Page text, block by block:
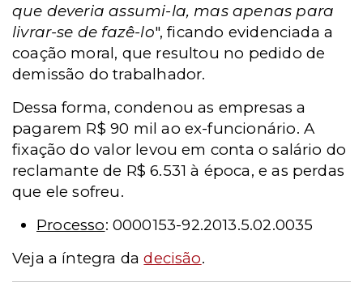
que deveria assumi-la, mas apenas para
livrar-se de fazê-lo", ficando evidenciada a
coação moral, que resultou no pedido de
demissão do trabalhador.
Dessa forma, condenou as empresas a
pagarem R$ 90 mil ao ex-funcionário. A
fixação do valor levou em conta o salário do
reclamante de R$ 6.531 à época, e as perdas
que ele sofreu.
Processo: 0000153-92.2013.5.02.0035
Veja a íntegra dadecisão.